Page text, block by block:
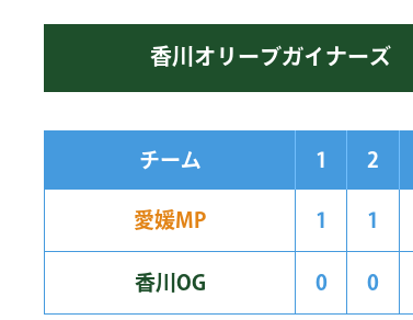
香川オリーブガイナーズ
チーム 1 2
愛媛MP 1 1
香川OG 0 0